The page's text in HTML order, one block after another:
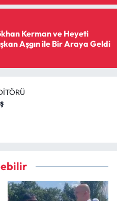
Kerman ve Heyeti
Aşgın ile Bir Araya Geldi